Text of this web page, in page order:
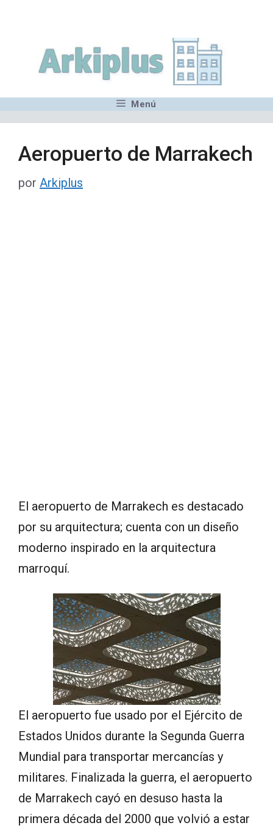
contenido
Menú
Aeropuerto de Marrakech
por Arkiplus
El aeropuerto de Marrakech es destacado
por su arquitectura; cuenta con un diseño
moderno inspirado en la arquitectura
marroquí.
El aeropuerto fue usado por el Ejército de
Estados Unidos durante la Segunda Guerra
Mundial para transportar mercancías y
militares. Finalizada la guerra, el aeropuerto
de Marrakech cayó en desuso hasta la
primera década del 2000 que volvió a estar